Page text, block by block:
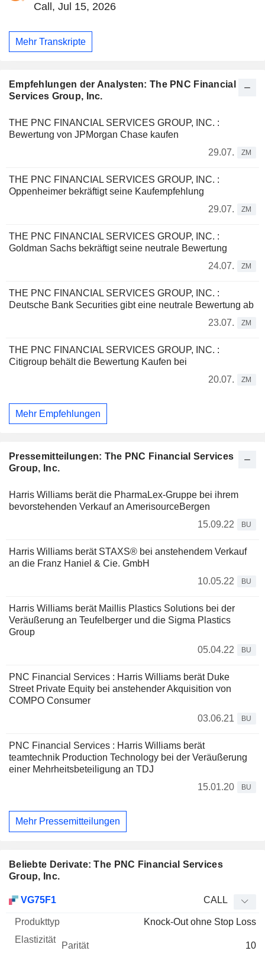
Call, Jul 15, 2026
Mehr Transkripte
Empfehlungen der Analysten: The PNC Financial
Services Group, Inc.
THE PNC FINANCIAL SERVICES GROUP, INC. :
Bewertung von JPMorgan Chase kaufen
29.07.
ZM
THE PNC FINANCIAL SERVICES GROUP, INC. :
Oppenheimer bekräftigt seine Kaufempfehlung
29.07.
ZM
THE PNC FINANCIAL SERVICES GROUP, INC. :
Goldman Sachs bekräftigt seine neutrale Bewertung
24.07.
ZM
THE PNC FINANCIAL SERVICES GROUP, INC. :
Deutsche Bank Securities gibt eine neutrale Bewertung ab
23.07.
ZM
THE PNC FINANCIAL SERVICES GROUP, INC. :
Citigroup behält die Bewertung Kaufen bei
20.07.
ZM
Mehr Empfehlungen
Pressemitteilungen: The PNC Financial Services
Group, Inc.
Harris Williams berät die PharmaLex-Gruppe bei ihrem
bevorstehenden Verkauf an AmerisourceBergen
15.09.22
BU
Harris Williams berät STAXS® bei anstehendem Verkauf
an die Franz Haniel & Cie. GmbH
10.05.22
BU
Harris Williams berät Maillis Plastics Solutions bei der
Veräußerung an Teufelberger und die Sigma Plastics
Group
05.04.22
BU
PNC Financial Services : Harris Williams berät Duke
Street Private Equity bei anstehender Akquisition von
COMPO Consumer
03.06.21
BU
PNC Financial Services : Harris Williams berät
teamtechnik Production Technology bei der Veräußerung
einer Mehrheitsbeteiligung an TDJ
15.01.20
BU
Mehr Pressemitteilungen
Beliebte Derivate: The PNC Financial Services
Group, Inc.
WKN Typ Kurs
VG75F1 CALL
Knock-Out ohne Stop Loss
10